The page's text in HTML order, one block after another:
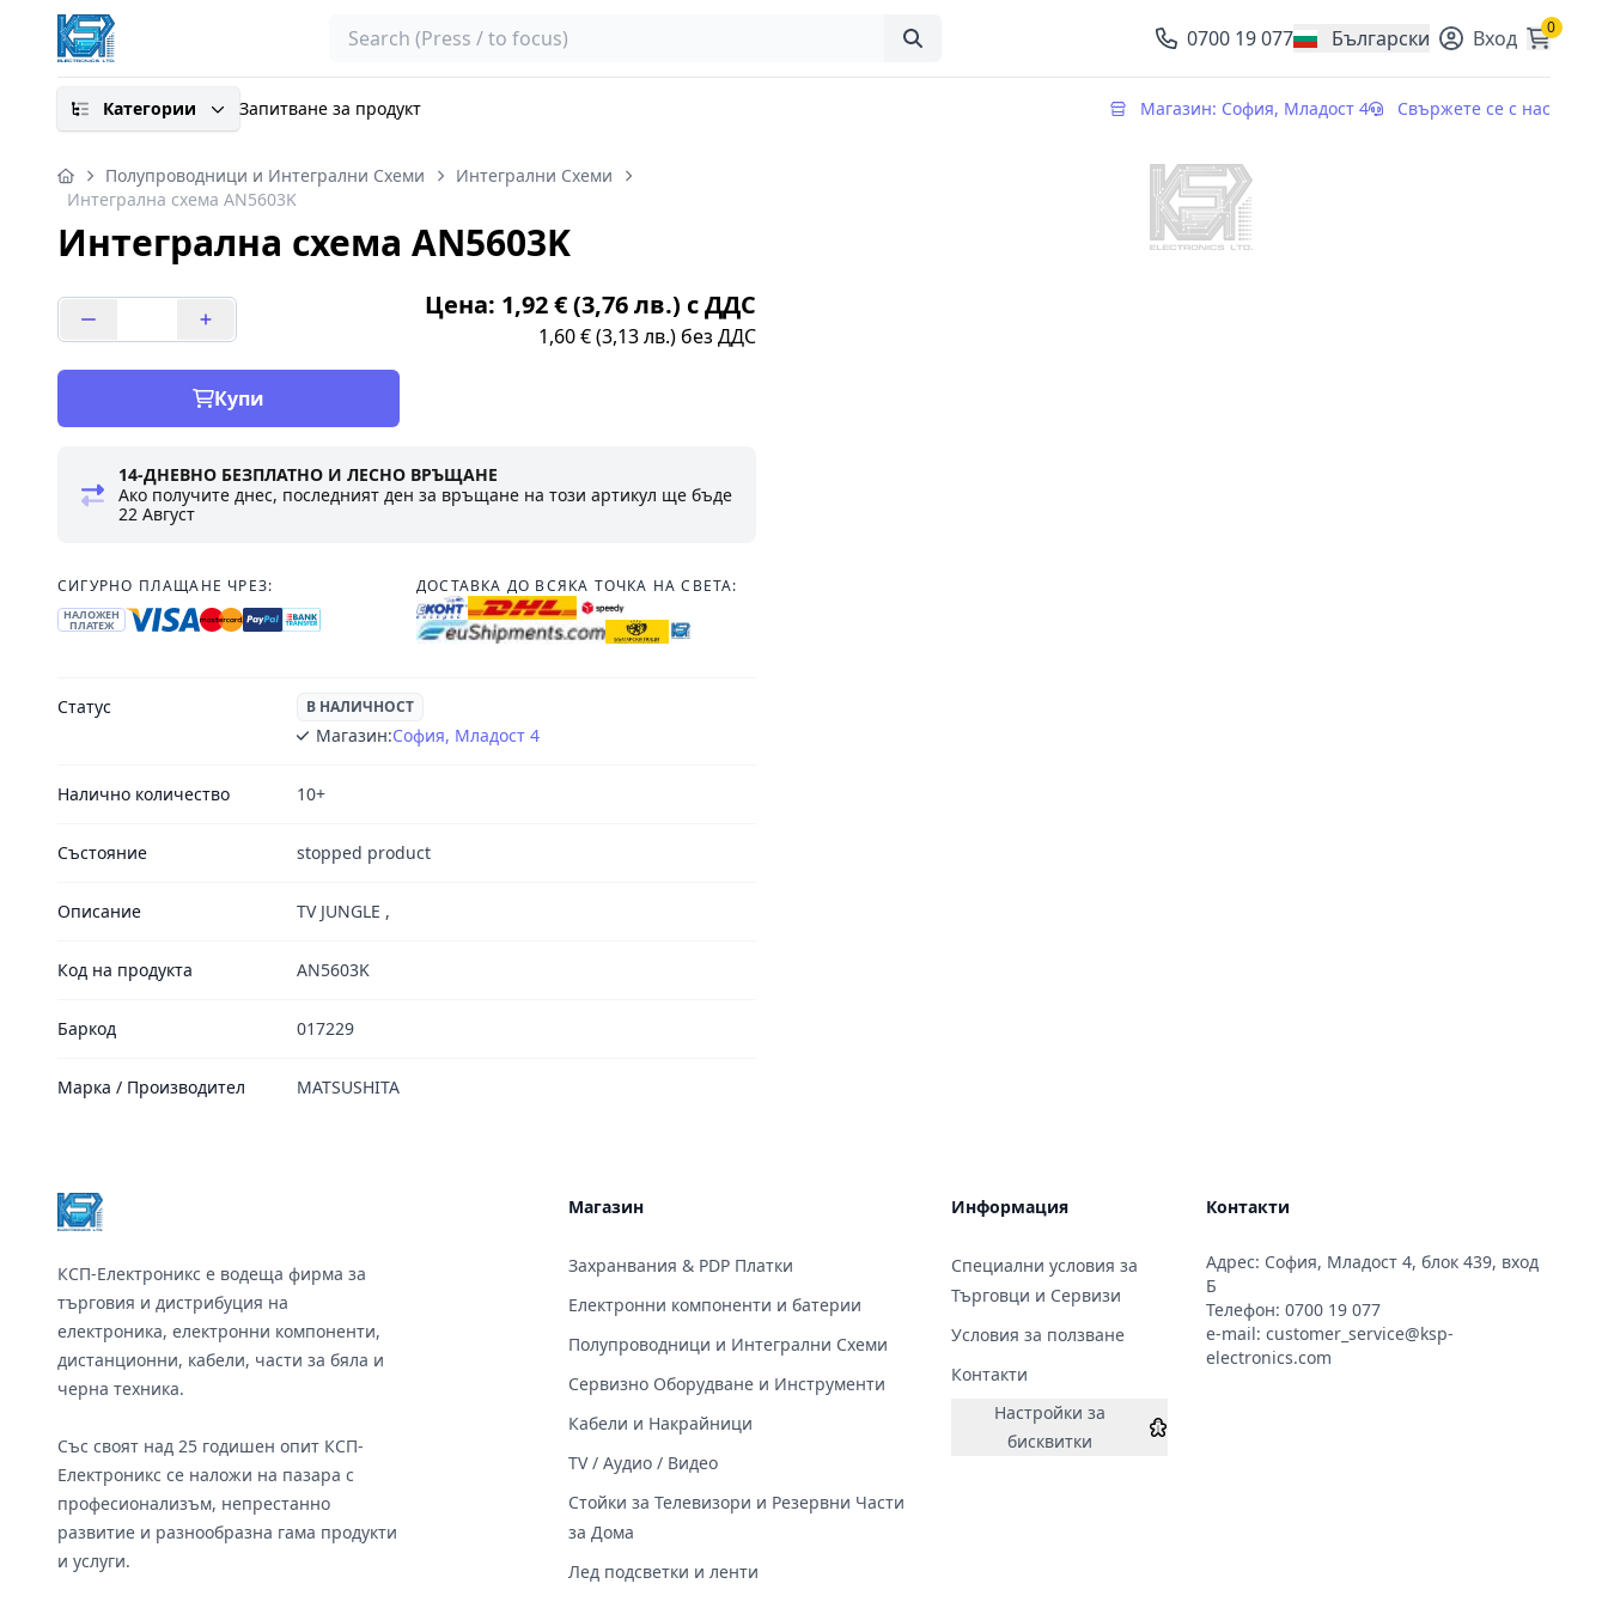
Search 0700 19 077 Български
, change currency Вход 0
Категории Запитване за продукт Магазин: София, Младост 4 Свържете се с нас
Полупроводници и Интегрални Схеми
Интегрални Схеми
Интегрална схема AN5603K
Интегрална схема AN5603K
Цена: 1,92 € (3,76 лв.) с ДДС
1,60 € (3,13 лв.) без ДДС
Купи
14-ДНЕВНО БЕЗПЛАТНО И ЛЕСНО ВРЪЩАНЕ
Ако получите днес, последният ден за връщане на този артикул ще бъде
22 Август
СИГУРНО ПЛАЩАНЕ ЧРЕЗ:
НАЛОЖЕН
ПЛАТЕЖ
ДОСТАВКА ДО ВСЯКА ТОЧКА НА СВЕТА:
Статус В НАЛИЧНОСТ
Магазин:София, Младост 4
Налично количество 10+
Състояние stopped product
Описание TV JUNGLE ,
Код на продукта AN5603K
Баркод 017229
Марка / Производител MATSUSHITA
КСП-Електроникс е водеща фирма за
търговия и дистрибуция на
електроника, електронни компоненти,
дистанционни, кабели, части за бяла и
черна техника.
Със своят над 25 годишен опит КСП-
Електроникс се наложи на пазара с
професионализъм, непрестанно
развитие и разнообразна гама продукти
и услуги.
Магазин
Захранвания & PDP Платки
Електронни компоненти и батерии
Полупроводници и Интегрални Схеми
Сервизно Оборудване и Инструменти
Кабели и Накрайници
TV / Аудио / Видео
Стойки за Телевизори и Резервни Части
за Дома
Лед подсветки и ленти
Информация
Специални условия за
Търговци и Сервизи
Условия за ползване
Контакти
Настройки за
бисквитки
Контакти
Адрес: София, Младост 4, блок 439, вход
Б
Телефон: 0700 19 077
e-mail: customer_service@ksp-
electronics.com